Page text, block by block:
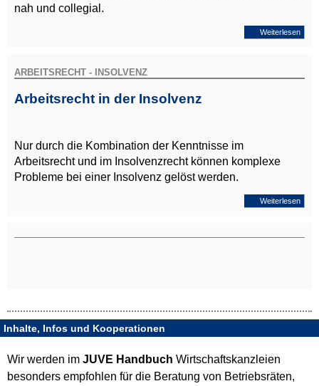
nah und collegial.
Weiterlesen
ARBEITSRECHT - INSOLVENZ
Arbeitsrecht in der Insolvenz
Nur durch die Kombination der Kenntnisse im
Arbeitsrecht und im Insolvenzrecht können komplexe
Probleme bei einer Insolvenz gelöst werden.
Weiterlesen
Inhalte, Infos und Kooperationen
Wir werden im JUVE Handbuch Wirtschaftskanzleien
besonders empfohlen für die Beratung von Betriebsräten,